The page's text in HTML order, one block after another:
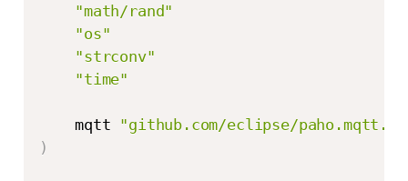
"math/rand"
"os"
"strconv"
"time"
    mqtt
"github.com/eclipse/
)